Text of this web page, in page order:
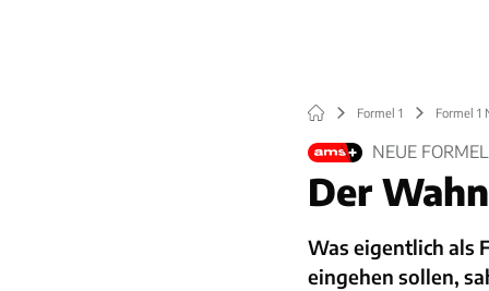
Formel 1 Formel 1
NEUE
Der
Was eigentlich als
eingehen sollen,